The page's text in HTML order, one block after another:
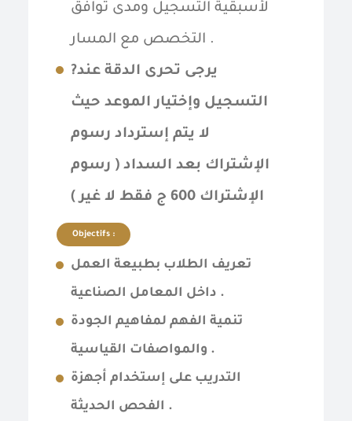
لأسبقية التسجيل ومدى توافق
التخصص مع المسار .
?يرجى تحرى الدقة عند
التسجيل وإختيار الموعد حيث
لا يتم إسترداد رسوم
الإشتراك بعد السداد ( رسوم
الإشتراك 600 ج فقط لا غير )
Objectifs :
تعريف الطلاب بطبيعة العمل
داخل المعامل الصناعية .
تنمية الفهم لمفاهيم الجودة
والمواصفات القياسية .
التدريب على إستخدام أجهزة
الفحص الحديثة .